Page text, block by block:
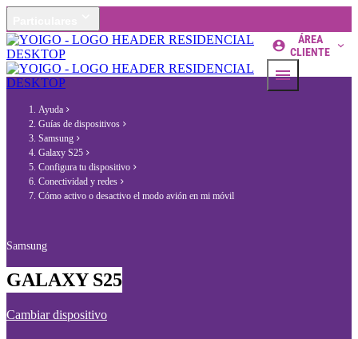
ÁREA
CLIENTE
Ayuda
Guías de dispositivos
Samsung
Galaxy S25
Configura tu dispositivo
Conectividad y redes
Cómo activo o desactivo el modo avión en mi móvil
Samsung
GALAXY S25
Cambiar dispositivo